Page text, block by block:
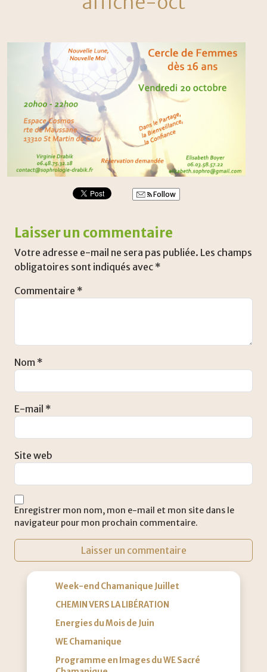
Follow
Laisser un commentaire
Votre adresse e-mail ne sera pas publiée. Les champs
obligatoires sont indiqués avec *
Commentaire *
Nom *
E-mail *
Site web
Enregistrer mon nom, mon e-mail et mon site dans le
navigateur pour mon prochain commentaire.
Week-end Chamanique Juillet
CHEMIN VERS LA LIBÉRATION
Energies du Mois de Juin
WE Chamanique
Programme en Images du WE Sacré